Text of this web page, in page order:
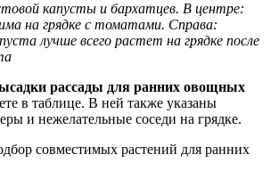
капусты и бархатцев. В центре:
на грядке с томатами. Справа:
лучше всего растет на грядке после
рассады для ранних овощных
в таблице. В ней также указаны
и нежелательные соседи на грядке.